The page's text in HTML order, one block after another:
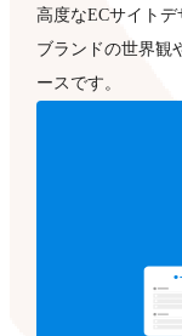
高度なECサイトデ
ブランドの世界観
ースです。